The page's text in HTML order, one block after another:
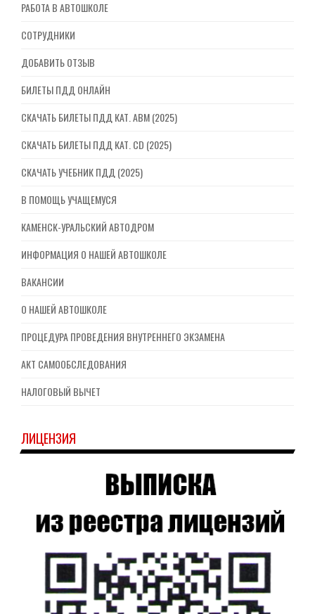
РАБОТА В АВТОШКОЛЕ
СОТРУДНИКИ
ДОБАВИТЬ ОТЗЫВ
БИЛЕТЫ ПДД ОНЛАЙН
СКАЧАТЬ БИЛЕТЫ ПДД КАТ. ABM (2025)
СКАЧАТЬ БИЛЕТЫ ПДД КАТ. CD (2025)
СКАЧАТЬ УЧЕБНИК ПДД (2025)
В ПОМОЩЬ УЧАЩЕМУСЯ
КАМЕНСК-УРАЛЬСКИЙ АВТОДРОМ
ИНФОРМАЦИЯ О НАШЕЙ АВТОШКОЛЕ
ВАКАНСИИ
О НАШЕЙ АВТОШКОЛЕ
ПРОЦЕДУРА ПРОВЕДЕНИЯ ВНУТРЕННЕГО ЭКЗАМЕНА
АКТ САМООБСЛЕДОВАНИЯ
НАЛОГОВЫЙ ВЫЧЕТ
ЛИЦЕНЗИЯ